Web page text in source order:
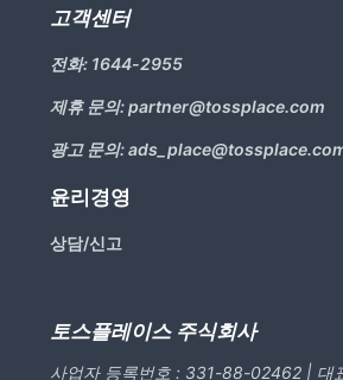
고객센터
전화: 1644-2955
제휴 문의:partner@tossplace.com
광고 문의:
윤리경영
상담/신고
토스플레이스 주식회사
사업자 등록번호 : 331-88-02462 | 대